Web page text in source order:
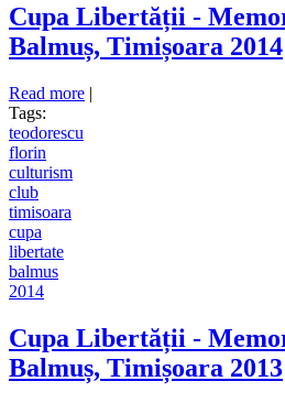
Cupa Libertății -
Balmuș, Timișoara 2014
Read more about Cupa Libertății -
|
Tags:
teodorescu
florin
culturism
club
timisoara
cupa
libertate
balmus
2014
Cupa Libertății -
Balmuș, Timișoara 2013